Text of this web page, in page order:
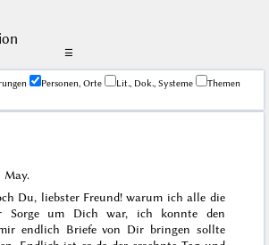
☰
Personen, Orte Lit., Dok., Systeme
Themen
May.
Du, liebster Freund! warum ich alle die
Sorge um Dich war, ich konnte den
endlich Briefe von Dir bringen sollte